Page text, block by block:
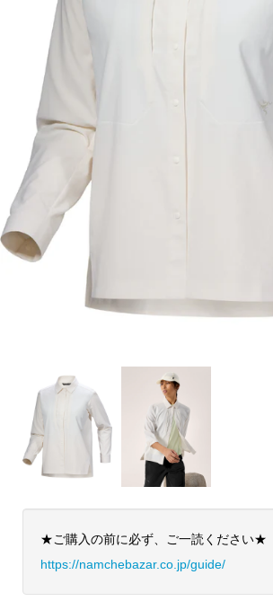
★ご購入の前に必ず、ご一読ください★
https://namchebazar.co.jp/guide/